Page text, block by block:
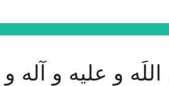
و علیه و آله و